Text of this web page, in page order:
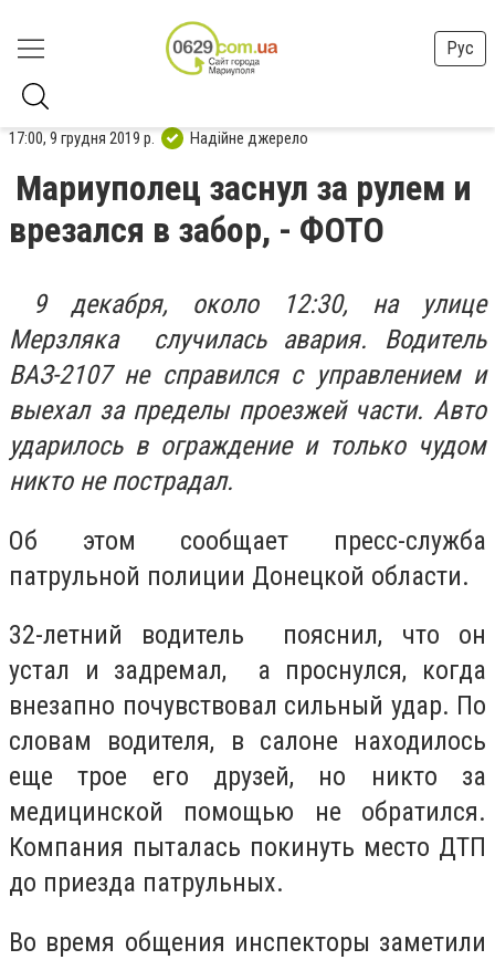
Рус
17:00, 9 грудня 2019 р. Надійне джерело
Мариуполец заснул за рулем и
врезался в забор, - ФОТО
9 декабря, около 12:30, на улице
Мерзляка случилась авария. Водитель
ВАЗ-2107 не справился с управлением и
выехал за пределы проезжей части. Авто
ударилось в ограждение и только чудом
никто не пострадал.
Об этом сообщает пресс-служба
патрульной полиции Донецкой области.
32-летний водитель пояснил, что он
устал и задремал, а проснулся, когда
внезапно почувствовал сильный удар. По
словам водителя, в салоне находилось
еще трое его друзей, но никто за
медицинской помощью не обратился.
Компания пыталась покинуть место ДТП
до приезда патрульных.
Во время общения инспекторы заметили